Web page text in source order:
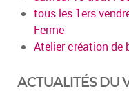
tous les 1ers
Ferme
Atelier création de
ACTUALITÉS DU